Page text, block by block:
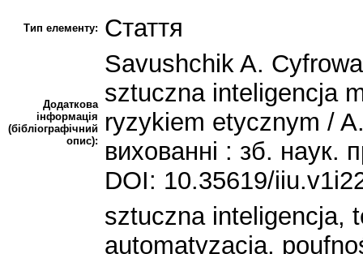
Тип елементу: Стаття
Додаткова
інформація
(бібліографічний
опис):
Savushchik A.
sztuczna inteligencja
ryzykiem etycznym /
вихованні : зб.
DOI: 10.35619/
sztuczna inteligencja,
automatyzacja,